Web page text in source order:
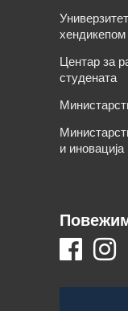
хендикепом
Центар за
студената
и иновација